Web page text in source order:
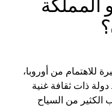
للاهتمام من أوروبا،
وبطبيعة الحال، هي المملكة المتحدة. A دولة ذات ثقافة غنية
الكثير من السياح